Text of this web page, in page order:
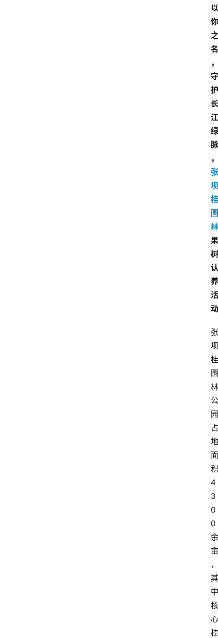
以
你
之
名
，
守
护
长
江
绿
脉
，
张
坝
桂
圆
林
果
树
认
养
活
动
张
坝
桂
圆
林
公
园
占
地
面
积
4
3
0
0
余
亩
，
其
中
核
心
桂